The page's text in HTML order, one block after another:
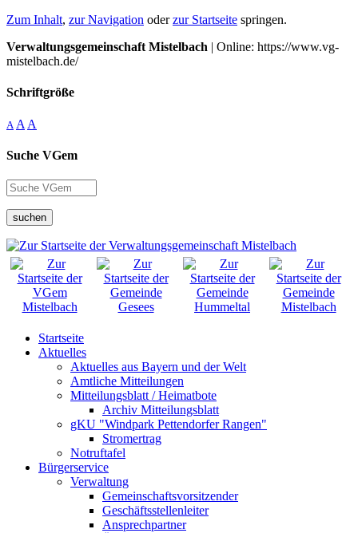
Zum Inhalt, zur Navigation oderzur Startseite springen.
Verwaltungsgemeinschaft Mistelbach | Online: https://www.vg-
mistelbach.de/
Schriftgröße
A A A
Suche VGem
suchen
Startseite
Aktuelles
Aktuelles aus Bayern und der Welt
Amtliche Mitteilungen
Mitteilungsblatt / Heimatbote
Archiv Mitteilungsblatt
gKU "Windpark Pettendorfer Rangen"
Stromertrag
Notruftafel
Bürgerservice
Verwaltung
Gemeinschaftsvorsitzender
Geschäftsstellenleiter
Ansprechpartner